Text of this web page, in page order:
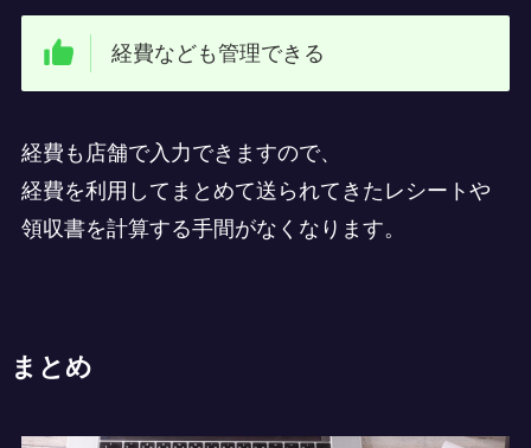
経費なども管理できる
経費も店舗で入力できますので、
経費を利用してまとめて送られてきたレシートや
領収書を計算する手間がなくなります。
まとめ